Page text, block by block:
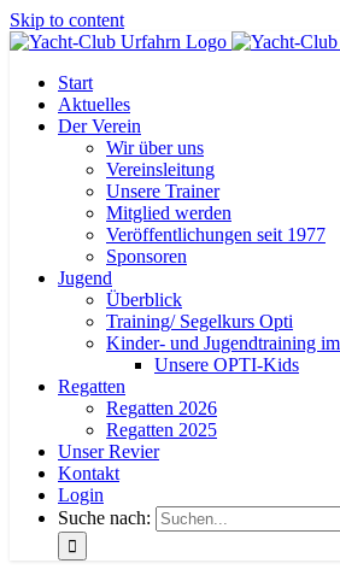
Skip to content
Start
Aktuelles
Der Verein
Wir über uns
Vereinsleitung
Unsere Trainer
Mitglied werden
Veröffentlichungen seit 1977
Sponsoren
Jugend
Überblick
Training/ Segelkurs Opti
Kinder- und Jugendtraining
Unsere OPTI-Kids
Regatten
Regatten 2026
Regatten 2025
Unser Revier
Kontakt
Login
Suche nach: